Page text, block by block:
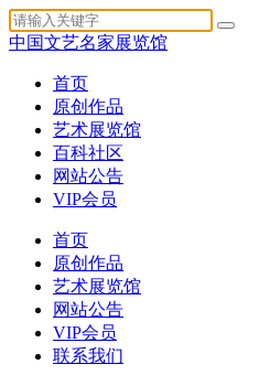
中国文艺名家展览馆
首页
原创作品
艺术展览馆
百科社区
网站公告
VIP会员
首页
原创作品
艺术展览馆
网站公告
VIP会员
联系我们